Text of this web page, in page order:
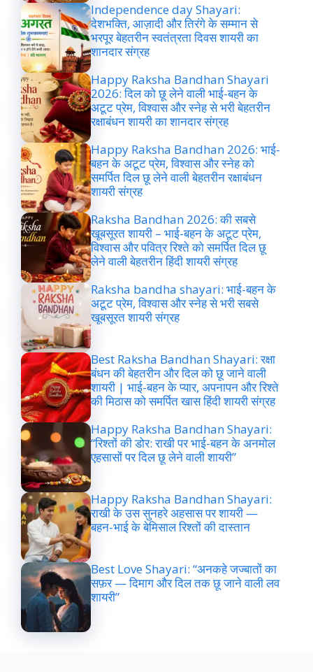
Independence day Shayari:
देशभक्ति, आज़ादी और तिरंगे के सम्मान से
भरपूर बेहतरीन स्वतंत्रता दिवस शायरी का
शानदार संग्रह
Happy Raksha Bandhan Shayari
2026: दिल को छू लेने वाली भाई-बहन के
अटूट प्रेम, विश्वास और स्नेह से भरी बेहतरीन
रक्षाबंधन शायरी का शानदार संग्रह
Happy Raksha Bandhan 2026: भाई-
बहन के अटूट प्रेम, विश्वास और स्नेह को
समर्पित दिल छू लेने वाली बेहतरीन रक्षाबंधन
शायरी संग्रह
Raksha Bandhan 2026: की सबसे
खूबसूरत शायरी – भाई-बहन के अटूट प्रेम,
विश्वास और पवित्र रिश्ते को समर्पित दिल छू
लेने वाली बेहतरीन हिंदी शायरी संग्रह
Raksha bandha shayari: भाई-बहन के
अटूट प्रेम, विश्वास और स्नेह से भरी सबसे
खूबसूरत शायरी संग्रह
Best Raksha Bandhan Shayari: रक्षा
बंधन की बेहतरीन और दिल को छू जाने वाली
शायरी | भाई-बहन के प्यार, अपनापन और रिश्ते
की मिठास को समर्पित खास हिंदी शायरी संग्रह
Happy Raksha Bandhan Shayari:
“रिश्तों की डोर: राखी पर भाई-बहन के अनमोल
एहसासों पर दिल छू लेने वाली शायरी”
Happy Raksha Bandhan Shayari:
राखी के उस सुनहरे अहसास पर शायरी —
बहन-भाई के बेमिसाल रिश्तों की दास्तान
Best Love Shayari: “अनकहे जज्बातों का
सफ़र — दिमाग और दिल तक छू जाने वाली लव
शायरी”